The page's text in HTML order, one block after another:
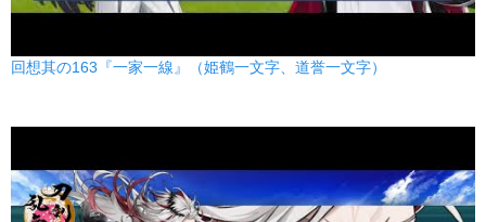
回想其の163『一家一線』（姫鶴一文字、道誉一文字）